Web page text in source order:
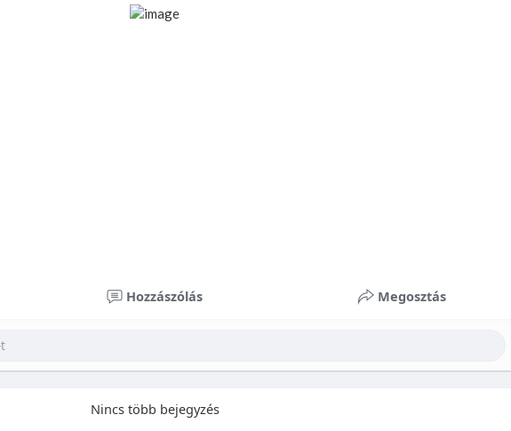
Hozzászólás Megosztás
Nincs több bejegyzés